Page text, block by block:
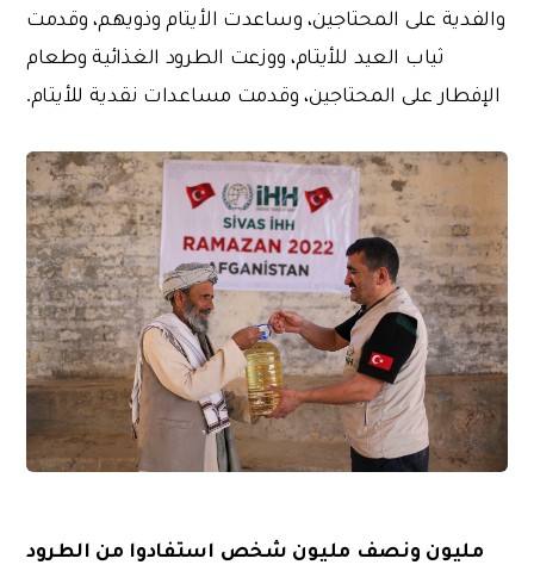
والفدية على المحتاجين، وساعدت الأيتام وذويهم، وقدمت
ثياب العيد للأيتام، ووزعت الطرود الغذائية وطعام
الإفطار على المحتاجين، وقدمت مساعدات نقدية للأيتام.
مليون ونصف مليون شخص استفادوا من الطرود